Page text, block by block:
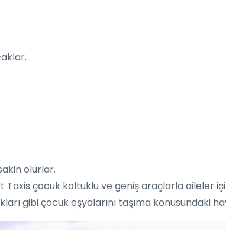
olurlar.
Taxis çocuk koltuklu ve geniş araçlarla aileler
gibi çocuk eşyalarını taşıma konusundaki